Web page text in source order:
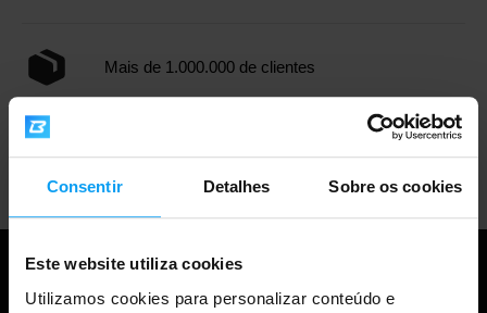
Consentir Detalhes Sobre os cookies
Este website utiliza cookies
Utilizamos cookies para personalizar conteúdo e
Mais de 1.000.000 de clientes
Apoio ao cliente profissional